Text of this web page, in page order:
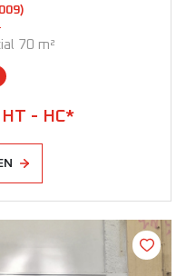
Local commercial 70 m²
- HC*